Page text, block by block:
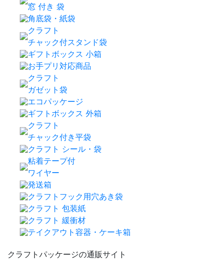
窓 付き 袋
角底袋・紙袋
クラフト
チャック付スタンド袋
ギフトボックス 小箱
お手プリ対応商品
クラフト
ガゼット袋
エコパッケージ
ギフトボックス 外箱
クラフト
チャック付き平袋
クラフト シール・袋
粘着テープ付
ワイヤー
発送箱
クラフトフック用穴あき袋
クラフト 包装紙
クラフト 緩衝材
テイクアウト容器・ケーキ箱
クラフトパッケージの通販サイト